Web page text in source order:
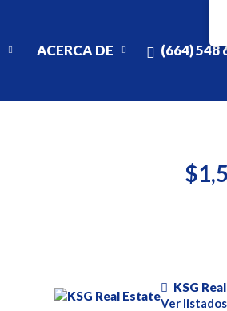
ACERCA DE (664) 548
KSG
Ver listados